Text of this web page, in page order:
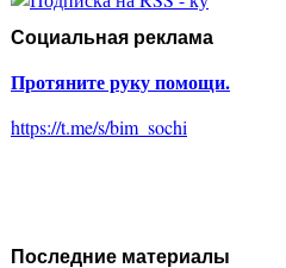
Социальная реклама
Протяните руку помощи.
https://t.me/s/bim_sochi
Последние материалы